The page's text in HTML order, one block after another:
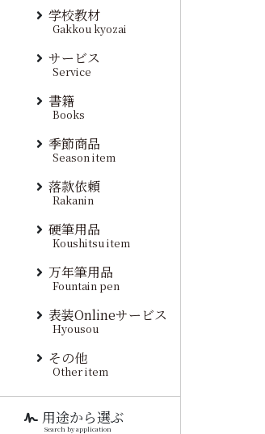
学校教材
Gakkou kyozai
サービス
Service
書籍
Books
季節商品
Season item
落款依頼
Rakanin
硬筆用品
Koushitsu item
万年筆用品
Fountain pen
表装Onlineサービス
Hyousou
その他
Other item
用途から選ぶ
Search by application